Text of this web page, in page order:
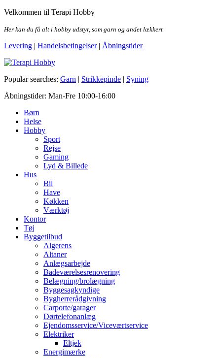
Skip
the
Velkommen til Terapi Hobby
Her kan du få alt i hobby udstyr, som garn og andet lækkert
Levering | Handelsbetingelser| Åbningstider
Terapi Hobby
Popular searches: Garn | Strikkepinde | Syning
Åbningstider: Man-Fre 10:00-16:00
Børn
Helse
Hobby
Sport
Rejse
Gaming
Lyd & Billede
Hus
Bil
Have
Køkken
Værktøj
Kontor
Tøj
Byggetilbud
Algerens
Altaner
Anlægsarbejde
Badeværelsesrenovering
Belægning/brolægning
Byggesagkyndige
Bygherrerådgivning
Carporte/garager
Dørtelefonanlæg
Ejendomsservice/Viceværtservice
Elektriker
Eltjek
Energimærke